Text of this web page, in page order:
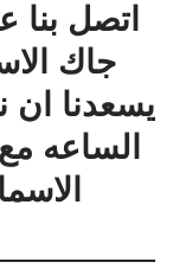
اتصل بنا
جاك
يسعدنا ان
الساعه